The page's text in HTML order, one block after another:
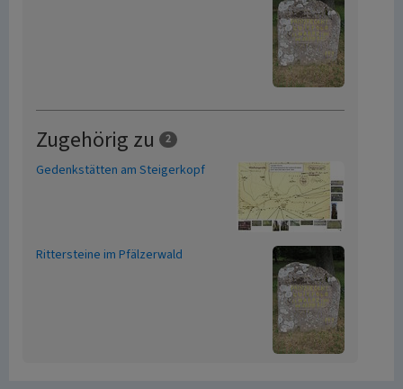
Zugehörig zu 2
Gedenkstätten am Steigerkopf
Rittersteine im Pfälzerwald